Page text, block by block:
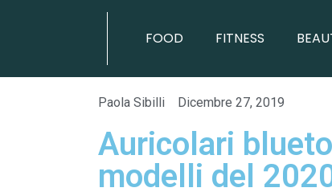
FOOD FITNESS
Paola Sibilli Dicembre 27, 2019
Auricolari
modelli del